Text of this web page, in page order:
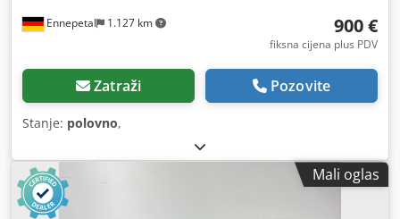
Ennepetal 1.127 km 900 €
fiksna cijena plus PDV
Zatraži Pozovite
Stanje: polovno,
Mali oglas